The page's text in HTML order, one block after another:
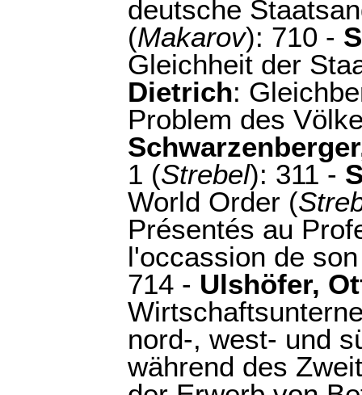
deutsche
(Makarov): 710 -
Gleichheit der
Dietrich:
Problem des
1 (Strebel): 311 -
World Order (
Présentés au
l'occassion de
714 - Ulshöfer,
nord-, west- und
während des